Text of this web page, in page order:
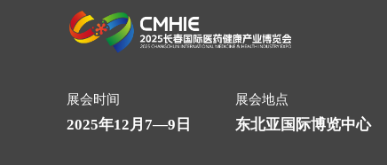
展会时间
2025年12月7—9日
展会地点
东北亚国际博览中心